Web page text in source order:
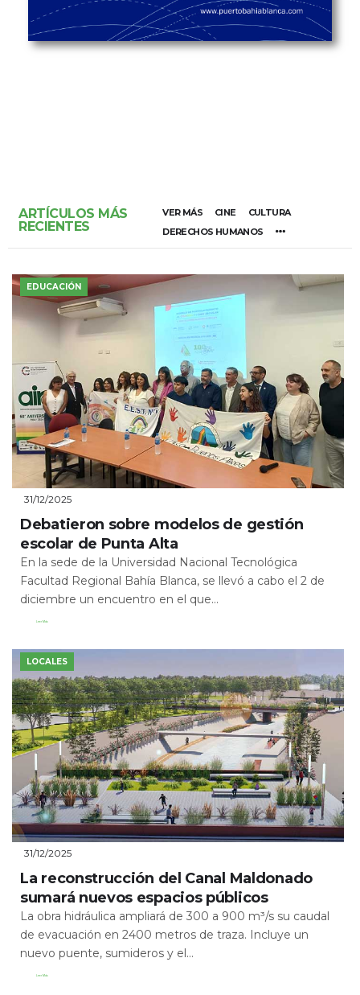
ARTÍCULOS MÁS
RECIENTES
VER MÁS CINE
CULTURA
DERECHOS HUMANOS
EDUCACIÓN
31/12/2025
Debatieron sobre modelos de gestión
escolar de Punta Alta
En la sede de la Universidad Nacional Tecnológica
Facultad Regional Bahía Blanca, se llevó a cabo el 2 de
diciembre un encuentro en el que...
Leer Más
LOCALES
31/12/2025
La reconstrucción del Canal Maldonado
sumará nuevos espacios públicos
La obra hidráulica ampliará de 300 a 900 m³/s su caudal
de evacuación en 2400 metros de traza. Incluye un
nuevo puente, sumideros y el...
Leer Más